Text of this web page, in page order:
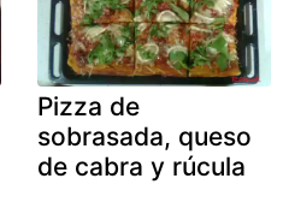
Pizza de
sobrasada, queso
de cabra y rúcula